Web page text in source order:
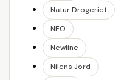
Natur Drogeriet
NEO
Newline
Nilens Jord